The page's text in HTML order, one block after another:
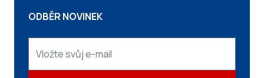
ODBĚR NOVINEK